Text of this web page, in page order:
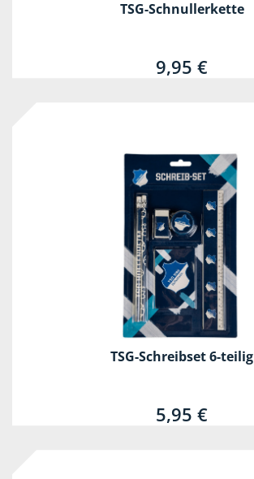
TSG-Schnullerkette
9,95 €
TSG-Schreibset 6-teilig
5,95 €